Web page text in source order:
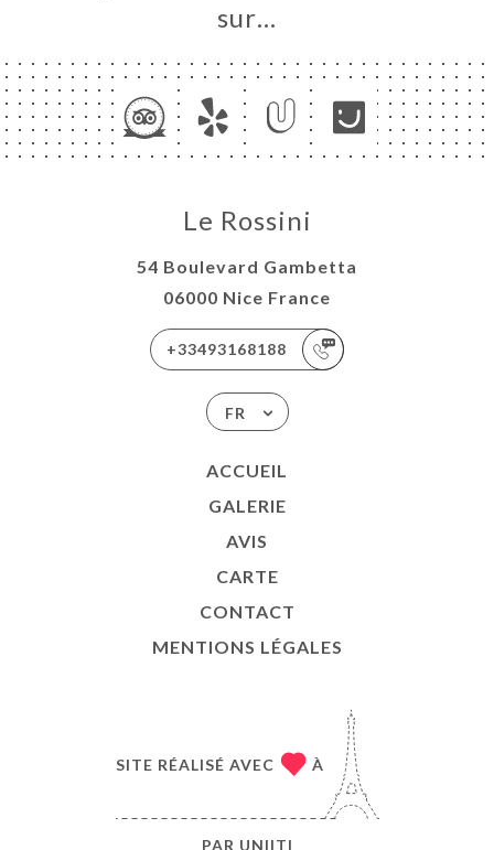
sur…
Le Rossini
54 Boulevard Gambetta
06000 Nice France
+33493168188
FR
ACCUEIL
GALERIE
AVIS
CARTE
CONTACT
MENTIONS LÉGALES
SITE RÉALISÉ AVEC À
PAR UNIITI